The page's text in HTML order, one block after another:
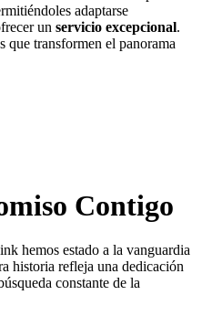
adaptarse
un servicio excepcional.
que transformen el panorama
Contigo
hemos estado a la vanguardia
historia refleja una dedicación
constante de la